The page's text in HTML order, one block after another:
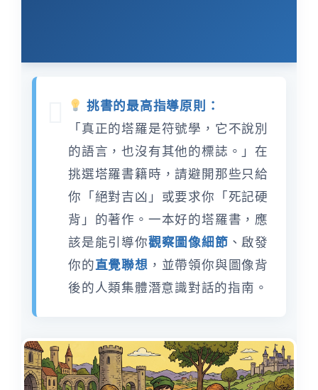
挑書的最高指導原則：
「真正的塔羅是符號學，它不說別
的語言，也沒有其他的標誌。」在
挑選塔羅書籍時，請避開那些只給
你「絕對吉凶」或要求你「死記硬
背」的著作。一本好的塔羅書，應
該是能引導你觀察圖像細節 、啟發
你的直覺聯想 ，並帶領你與圖像背
後的人類集體潛意識對話的指南。